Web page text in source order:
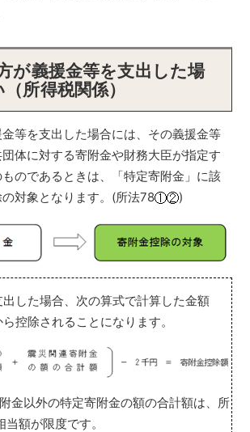
が義援金等を支出した場
所得税関係）
等を支出した場合には、その義援金等
体に対する寄附金や財務大臣が指定す
のであるときは、「特定寄附金」に該
対象となります。(所法78
)
した場合、次の算式で計算した金額
控除されることになります。
金以外の特定寄附金の額の合計額は、所
額が限度です。